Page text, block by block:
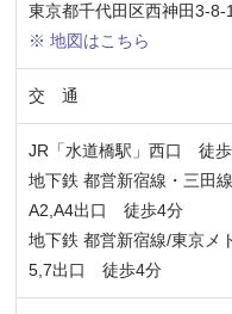
東京都千代田区西神田3-
※ 地図はこちら
交 通
JR「水道橋駅」西口 徒
地下鉄 都営新宿線・三田
A2,A4出口 徒歩4分
地下鉄 都営新宿線/東京メ
5,7出口 徒歩4分